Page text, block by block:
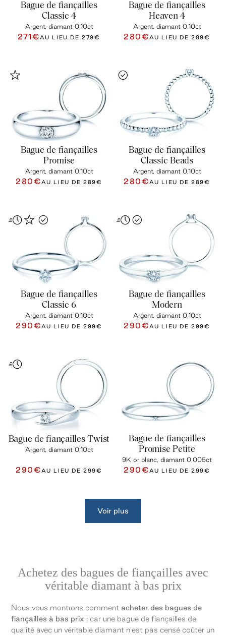
Bague de fiançailles
Classic 4
Argent, diamant 0,10ct
271€AU LIEU DE279€
Bague de fiançailles
Heaven 4
Argent, diamant 0,10ct
280€AU LIEU DE289€
Bague de fiançailles
Promise
Argent, diamant 0,10ct
280€AU LIEU DE289€
Bague de fiançailles
Classic Beads
Argent, diamant 0,10ct
280€AU LIEU DE289€
Bague de fiançailles
Classic 6
Argent, diamant 0,10ct
290€AU LIEU DE299€
Bague de fiançailles
Modern
Argent, diamant 0,10ct
290€AU LIEU DE299€
Bague de fiançailles Twist
Argent, diamant 0,10ct
290€AU LIEU DE299€
Bague de fiançailles
Promise Petite
9K or blanc, diamant 0,005ct
290€AU LIEU DE299€
Voir plus
Achetez des bagues de fiançailles avec
véritable diamant à bas prix
Nous vous montrons comment acheter des bagues de
fiançailles à bas prix : car une bague de fiançailles de
qualité avec un véritable diamant n'est pas censé coûter un